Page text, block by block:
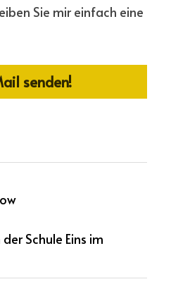
Sie mir einfach eine
senden!
Schule Eins im